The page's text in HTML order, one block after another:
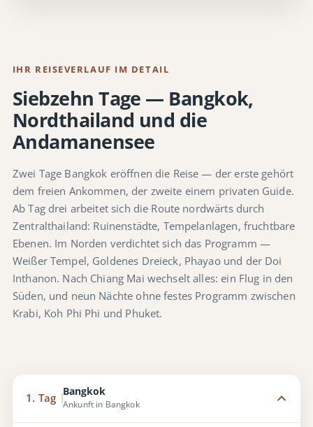
IHR REISEVERLAUF IM DETAIL
Siebzehn Tage — Bangkok,
Nordthailand und die
Andamanensee
Zwei Tage Bangkok eröffnen die Reise — der erste gehört
dem freien Ankommen, der zweite einem privaten Guide.
Ab Tag drei arbeitet sich die Route nordwärts durch
Zentralthailand: Ruinenstädte, Tempelanlagen, fruchtbare
Ebenen. Im Norden verdichtet sich das Programm —
Weißer Tempel, Goldenes Dreieck, Phayao und der Doi
Inthanon. Nach Chiang Mai wechselt alles: ein Flug in den
Süden, und neun Nächte ohne festes Programm zwischen
Krabi, Koh Phi Phi und Phuket.
1. Tag Bangkok
Ankunft in Bangkok